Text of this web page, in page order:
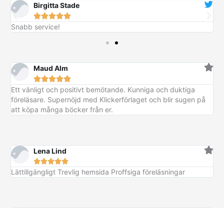
Birgitta Stade

Snabb service!
Maud Alm

Ett vänligt och positivt bemötande. Kunniga och duktiga
föreläsare. Supernöjd med Klickerförlaget och blir sugen på
att köpa många böcker från er.
Lena Lind

Lättillgängligt Trevlig hemsida Proffsiga föreläsningar